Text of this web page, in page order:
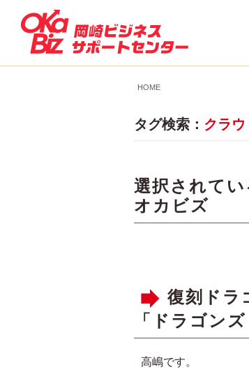
HOME
タグ検索： クラ
選択されて
オカビズ
復刻ドラ
「ドラゴン
高嶋です。